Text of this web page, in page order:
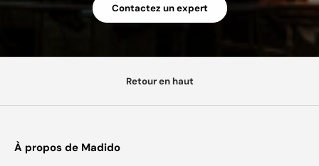
Contactez un expert
Retour en haut
À propos de Madido